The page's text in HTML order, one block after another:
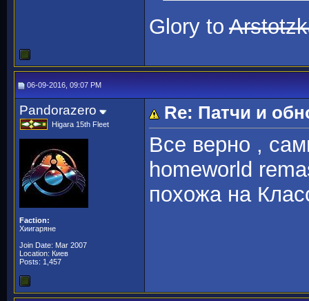
Glory to
06-09-2016, 09:07 PM
Pandorazero
Higara 15th Fleet
Faction:
Хиигаряне
Join Date: Mar 2007
Location: Киев
Posts: 1,457
Re: Патчи и
Все верно ,
homeworld
похожа на